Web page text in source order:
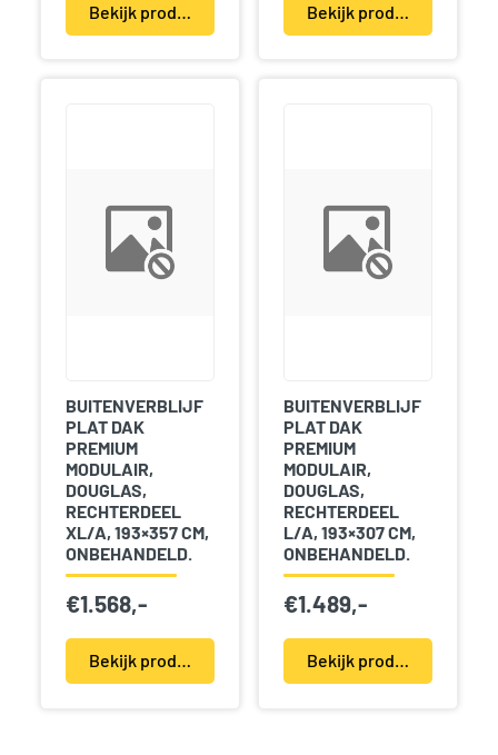
Bekijk product(en) Bekijk product(en)
BUITENVERBLIJF
PLAT DAK
PREMIUM
MODULAIR,
DOUGLAS,
RECHTERDEEL
XL/A, 193×357 CM,
ONBEHANDELD.
€1.568,-
Bekijk product(en)
BUITENVERBLIJF
PLAT DAK
PREMIUM
MODULAIR,
DOUGLAS,
RECHTERDEEL
L/A, 193×307 CM,
ONBEHANDELD.
€1.489,-
Bekijk product(en)